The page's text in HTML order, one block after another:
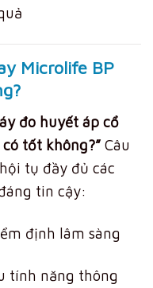
Microlife BP
đo huyết áp cổ
tốt không?” Câu
tụ đầy đủ các
tin cậy:
định lâm sàng
tính năng thông